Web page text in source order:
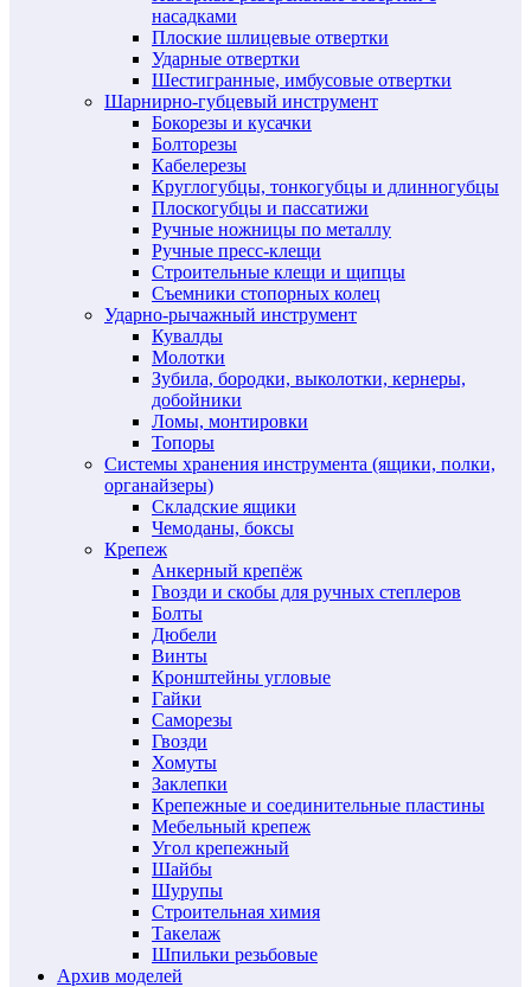
насадками
Плоские шлицевые отвертки
Ударные отвертки
Шестигранные, имбусовые отвертки
Шарнирно-губцевый инструмент
Бокорезы и кусачки
Болторезы
Кабелерезы
Круглогубцы, тонкогубцы и длинногубцы
Плоскогубцы и пассатижи
Ручные ножницы по металлу
Ручные пресс-клещи
Строительные клещи и щипцы
Съемники стопорных колец
Ударно-рычажный инструмент
Кувалды
Молотки
Зубила, бородки, выколотки, кернеры,
добойники
Ломы, монтировки
Топоры
Системы хранения инструмента (ящики, полки,
органайзеры)
Складские ящики
Чемоданы, боксы
Крепеж
Анкерный крепёж
Гвозди и скобы для ручных степлеров
Болты
Дюбели
Винты
Кронштейны угловые
Гайки
Саморезы
Гвозди
Хомуты
Заклепки
Крепежные и соединительные пластины
Мебельный крепеж
Угол крепежный
Шайбы
Шурупы
Строительная химия
Такелаж
Шпильки резьбовые
Архив моделей